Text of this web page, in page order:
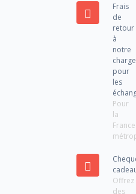
Frais
de
retour
à
notre
charge
pour
les
Pour
la
France
Offrez
des